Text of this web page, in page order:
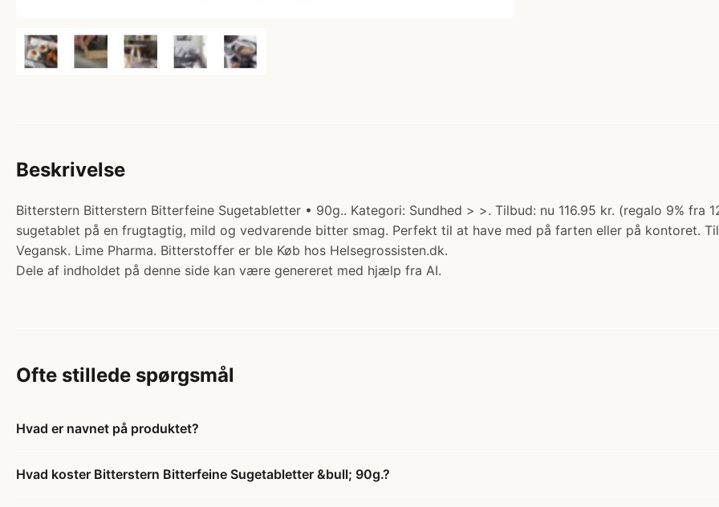
Beskrivelse
Bitterstern Bitterstern Bitterfeine Sugetabletter • 90g.. Kategori: Sundhed > >. Tilbud: nu 116.95 kr. (regalo 9% fra
sugetablet på en frugtagtig, mild og vedvarende bitter smag. Perfekt til at have med på farten eller på kontoret.
Vegansk. Lime Pharma. Bitterstoffer er ble Køb hos Helsegrossisten.dk.
Dele af indholdet på denne side kan være genereret med hjælp fra AI.
Ofte stillede spørgsmål
Hvad er navnet på produktet?
Hvad koster Bitterstern Bitterfeine Sugetabletter &bull; 90g.?